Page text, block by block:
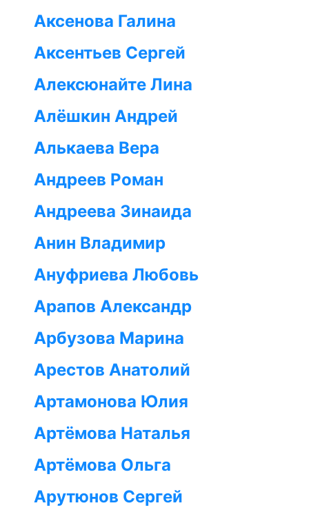
Аксенова Галина
Аксентьев Сергей
Алексюнайте Лина
Алёшкин Андрей
Алькаева Вера
Андреев Роман
Андреева Зинаида
Анин Владимир
Ануфриева Любовь
Арапов Александр
Арбузова Марина
Арестов Анатолий
Артамонова Юлия
Артёмова Наталья
Артёмова Ольга
Арутюнов Сергей